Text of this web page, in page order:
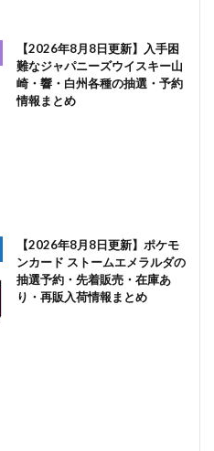
【2026年8月8日更新】入手困
難なジャパニーズウイスキー山
崎・響・白州各種の抽選・予約
情報まとめ
【2026年8月8日更新】ポケモ
ンカード ストームエメラルダの
抽選予約・先着販売・在庫あ
り・再販入荷情報まとめ